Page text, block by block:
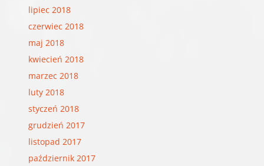
lipiec 2018
czerwiec 2018
maj 2018
kwiecień 2018
marzec 2018
luty 2018
styczeń 2018
grudzień 2017
listopad 2017
październik 2017